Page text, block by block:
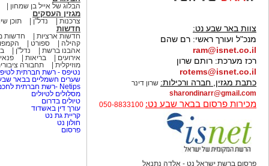
צוות באר שבע נט:
מנכ"ל ועורך ראשי: רם שהם
ram@isnet.co.il
רכז מערכת: רותם שרון
rotems@isnet.co.il
כתבת מגזין, חברה ורכילות: שרון דינר
sharondinarr@gmail.com
מכירות פרסום בבאר שבע נט: 050-8833100
פרסום ברשת ישראל נט - אלדה נתנאל
הבלוג של אייל בן שמחון
מגזין העסקים
צרכנות נדל"ן תוכן
חדשות
חדשות ארציות
חדשות
קהילה
ספורט
אהבנו ברשת
נדל"ן
אירועים
בריאות
מוזיקלית
תחבורה
נטיפס - רשת חברתית
שערים חשמליים בבאר
Netips -רשת חברתית לחכמת ההמונים
מסלולים לטיולים
טיולים בדרום
עורך דין באשדוד
קריית גת נט
חולון נט
פרסום